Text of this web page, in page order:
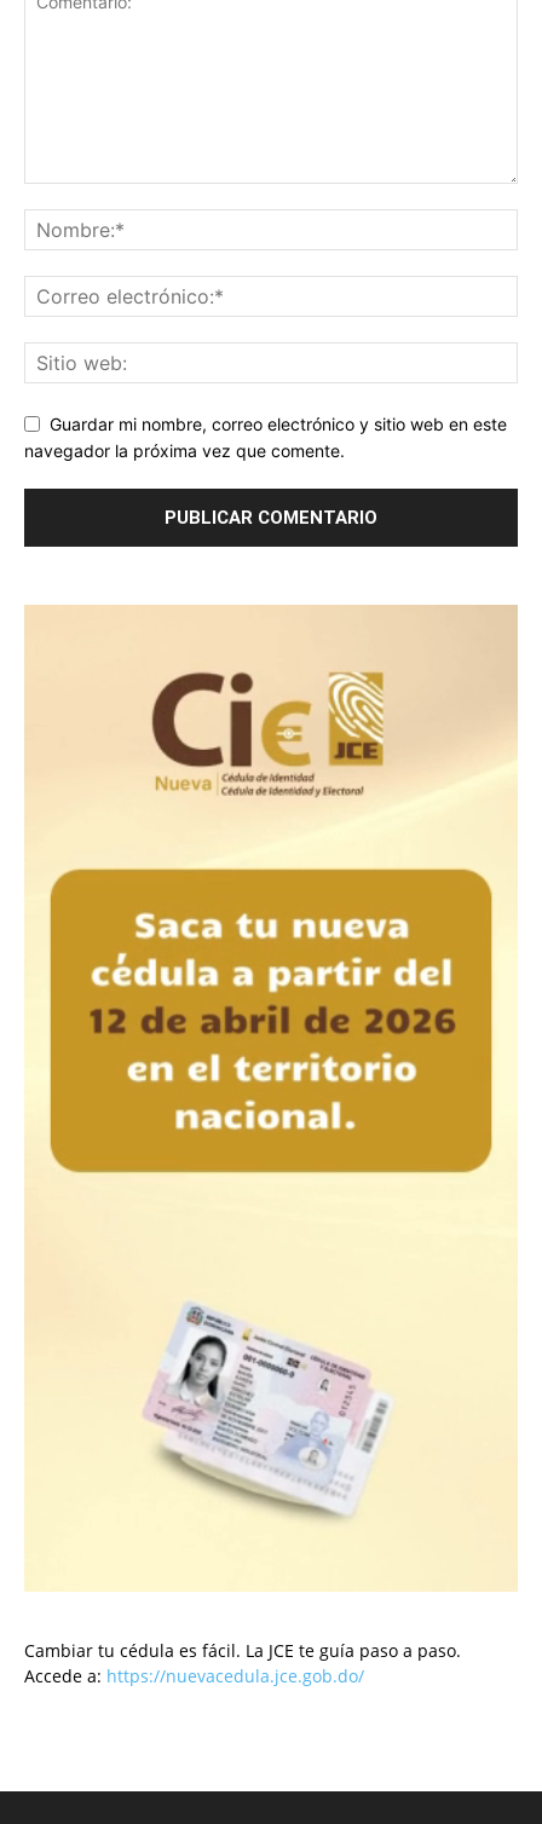
Guardar mi nombre, correo electrónico y sitio web en este
navegador la próxima vez que comente.
Cambiar tu cédula es fácil. La JCE te guía paso a paso.
Accede a: https://nuevacedula.jce.gob.do/